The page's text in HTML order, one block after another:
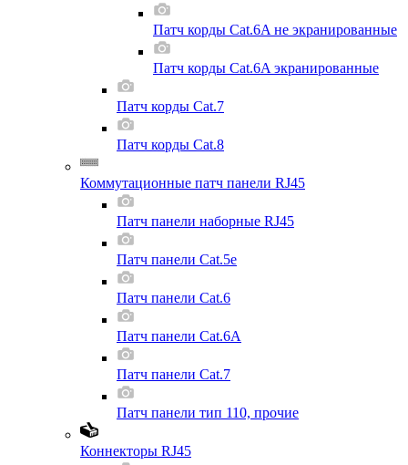
Патч корды Cat.6A не экранированные
Патч корды Cat.6A экранированные
Патч корды Cat.7
Патч корды Cat.8
Коммутационные патч панели RJ45
Патч панели наборные RJ45
Патч панели Cat.5e
Патч панели Cat.6
Патч панели Cat.6A
Патч панели Cat.7
Патч панели тип 110, прочие
Коннекторы RJ45